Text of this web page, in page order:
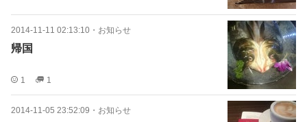
2014-11-11 02:13:10 ・ お知らせ
帰国
1 1
2014-11-05 23:52:09 ・ お知らせ